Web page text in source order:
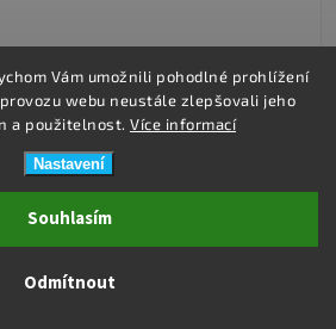
Vám umožnili pohodlné prohlížení
webu neustále zlepšovali jeho
a použitelnost. Více informací
Nastavení
Odmítnout
Souhlasím
prostěradlo 90x200 cm
Ihned k expedici
150 Kč